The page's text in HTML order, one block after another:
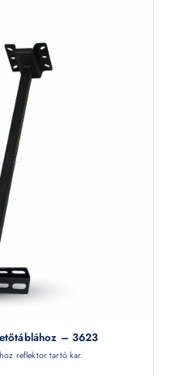
– 3623
reflektor tartó kar.